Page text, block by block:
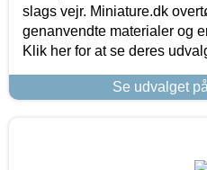
slags vejr. Miniature.dk
genanvendte materialer og
Klik her for at se deres
Se udvalget